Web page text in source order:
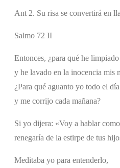
Ant 2. Su risa se convertirá en
Salmo 72 II
Entonces, ¿para qué he
y he lavado en la inocencia mis
¿Para qué aguanto yo todo el día
y me corrijo cada mañana?
Si yo dijera: «Voy a hablar
renegaría de la estirpe de tus
Meditaba yo para entenderlo,